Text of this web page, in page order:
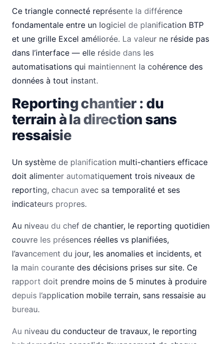
Ce triangle connecté représente la différence
fondamentale entre un logiciel de planification BTP
et une grille Excel améliorée. La valeur ne réside pas
dans l’interface — elle réside dans les
automatisations qui maintiennent la cohérence des
données à tout instant.
Reporting chantier : du
terrain à la direction sans
ressaisie
Un système de planification multi-chantiers efficace
doit alimenter automatiquement trois niveaux de
reporting, chacun avec sa temporalité et ses
indicateurs propres.
Au niveau du chef de chantier, le reporting quotidien
couvre les présences réelles vs planifiées,
l’avancement du jour, les anomalies et incidents, et
la main courante des décisions prises sur site. Ce
rapport doit prendre moins de 5 minutes à produire
depuis l’application mobile terrain, sans ressaisie au
bureau.
Au niveau du conducteur de travaux, le reporting